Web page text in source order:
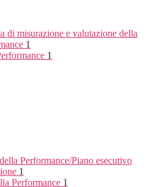
di misurazione e valutazione della
1
1
Performance/Piano esecutivo
1
Performance 1